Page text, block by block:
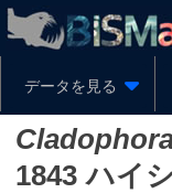
データを見る
1843 ハイ